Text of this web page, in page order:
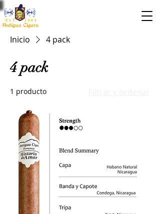
EST. 2004
Inicio 4 pack
4 pack
1 producto